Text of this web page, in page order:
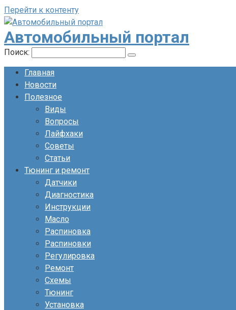
Перейти к контенту
Автомобильный портал
Поиск:
Главная
Новости
Полезное
Виды
Вопросы
Лайфхаки
Советы
Статьи
Тюнинг и ремонт
Датчики
Диагностика
Инструкции
Масло
Распиновка
Распиновки
Регулировка
Ремонт
Схемы
Тюнинг
Установка